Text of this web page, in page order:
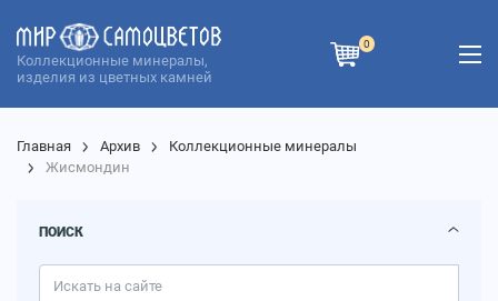
Коллекционные минералы,
изделия из цветных камней
0
Главная Архив
Коллекционные минералы
Жисмондин
ПОИСК